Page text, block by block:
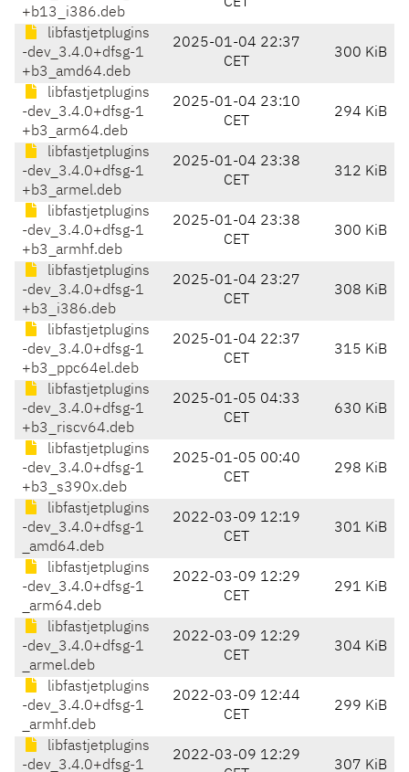
+b13_i386.deb
libfastjetplugins
-dev_3.4.0+dfsg-1
+b3_amd64.deb
2025-01-04 22:37
CET
300 KiB
libfastjetplugins
-dev_3.4.0+dfsg-1
+b3_arm64.deb
2025-01-04 23:10
CET
294 KiB
libfastjetplugins
-dev_3.4.0+dfsg-1
+b3_armel.deb
2025-01-04 23:38
CET
312 KiB
libfastjetplugins
-dev_3.4.0+dfsg-1
+b3_armhf.deb
2025-01-04 23:38
CET
300 KiB
libfastjetplugins
-dev_3.4.0+dfsg-1
+b3_i386.deb
2025-01-04 23:27
CET
308 KiB
libfastjetplugins
-dev_3.4.0+dfsg-1
+b3_ppc64el.deb
2025-01-04 22:37
CET
315 KiB
libfastjetplugins
-dev_3.4.0+dfsg-1
+b3_riscv64.deb
2025-01-05 04:33
CET
630 KiB
libfastjetplugins
-dev_3.4.0+dfsg-1
+b3_s390x.deb
2025-01-05 00:40
CET
298 KiB
libfastjetplugins
-dev_3.4.0+dfsg-1
_amd64.deb
2022-03-09 12:19
CET
301 KiB
libfastjetplugins
-dev_3.4.0+dfsg-1
_arm64.deb
2022-03-09 12:29
CET
291 KiB
libfastjetplugins
-dev_3.4.0+dfsg-1
_armel.deb
2022-03-09 12:29
CET
304 KiB
libfastjetplugins
-dev_3.4.0+dfsg-1
_armhf.deb
2022-03-09 12:44
CET
299 KiB
libfastjetplugins
-dev_3.4.0+dfsg-1
2022-03-09 12:29
307 KiB